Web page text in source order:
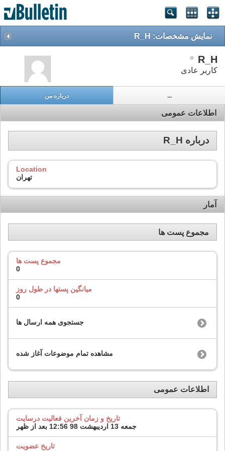
نمایش مشخصات: R_H
R_H
کاربر عادی
درباره من ...
اطلاعات عمومی
درباره R_H
Location
تهران
آمار
مجموع پست ها
مجموع پست ها
0
میانگین پستها در طول روز
0
جستجوی همه ارسال ها
مشاهده تمام موضوعات آغاز شده
اطلاعات عمومی
تاریخ و زمان آخرین فعالیت درسایت
جمعه 13 اردیبهشت 98
12:56 بعد از ظهر
تاریخ عضویت